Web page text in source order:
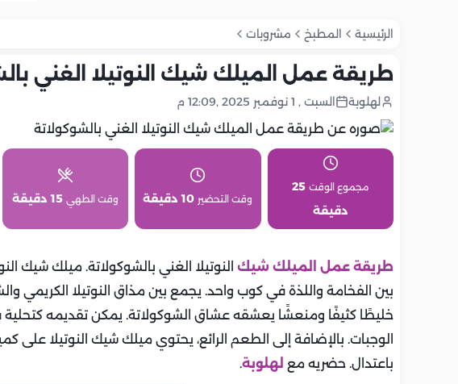
الرئيسية المطبخ مشروبات
طريقة عمل الميلك شيك النوتيلا الغني
لهلوبة السبت , 1 نوفمبر 2025 ,12:09 م
مجموع الوقت 25
دقيقة
وقت التحضير 10 دقيقة وقت الطهي 15 دقيقة
طريقة عمل الميلك شيك النوتيلا الغني بالشوكولاتة. ميلك شيك
بين الفخامة واللذة في كوب واحد. يجمع بين مذاق النوتيلا الكريمي
خليطًا كثيفًا ومنعشًا يعشقه عشاق الشوكولاتة. يمكن تقديمه
الوجبات. بالإضافة إلى الطعم الرائع، يحتوي ميلك شيك النوتيلا على
باعتدال. حضريه مع لهلوبة.